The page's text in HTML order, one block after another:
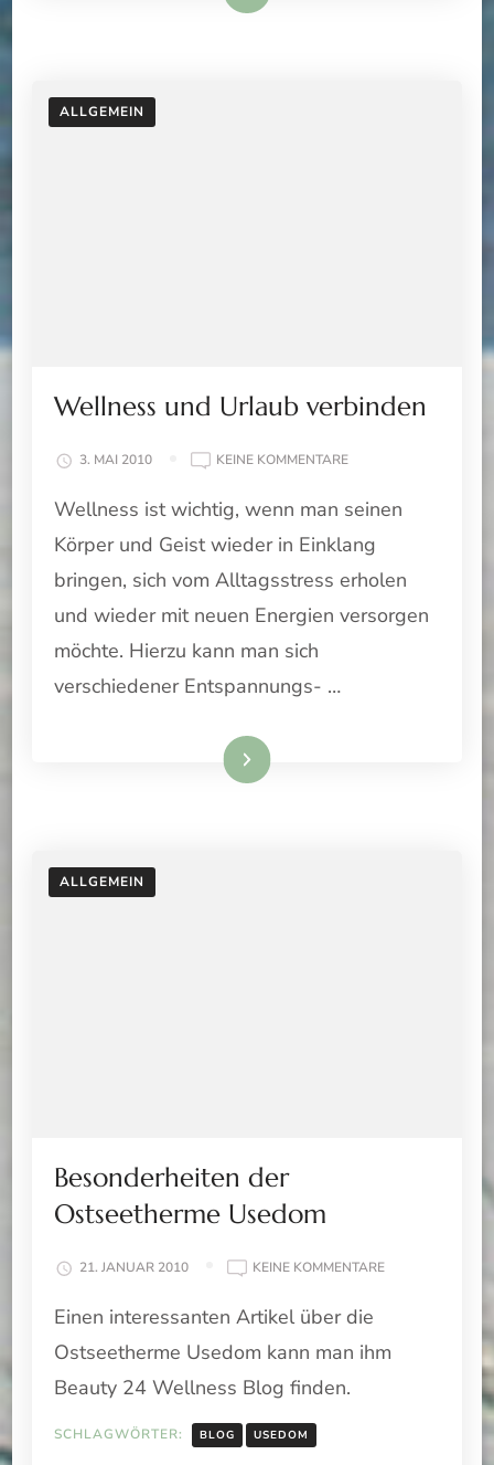
ALLGEMEIN
Wellness und Urlaub verbinden
3. MAI 2010 KEINE KOMMENTAREZU
UND
VERBINDEN
Wellness ist wichtig, wenn man seinen
Körper und Geist wieder in Einklang
bringen, sich vom Alltagsstress erholen
und wieder mit neuen Energien versorgen
möchte. Hierzu kann man sich
verschiedener Entspannungs- …
Weiterlesen
ALLGEMEIN
Besonderheiten der
Ostseetherme Usedom
21. JANUAR 2010 KEINE KOMMENTAREZU
USEDOM
Einen interessanten Artikel über die
Ostseetherme Usedom kann man ihm
Beauty 24 Wellness Blog finden.
SCHLAGWÖRTER: BLOG USEDOM